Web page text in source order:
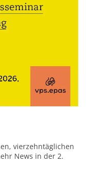
vierzehntäglichen
News in der 2.